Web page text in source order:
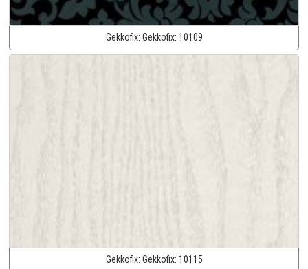
Gekkofix: Gekkofix: 10109
Gekkofix: Gekkofix: 10115